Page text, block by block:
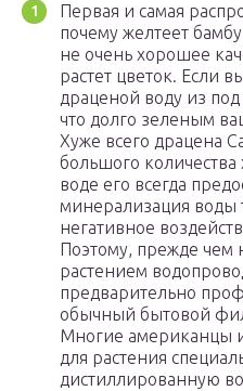
Первая и самая
почему желтеет
не очень хорошее
растет цветок. Если
драценой воду из
что долго зеленым
Хуже всего драцена
большого
воде его всегда
минерализация воды
негативное
Поэтому, прежде чем
растением
предварительно
обычный бытовой
Многие американцы
для растения
дистиллированную